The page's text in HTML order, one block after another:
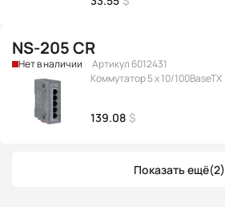
NS-205 CR
Нет в наличии
Артикул 6012431
Коммутатор 5 x 10/100BaseTX
139.08 $
Показать ещё(2)